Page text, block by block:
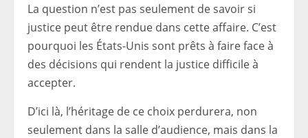
La question n’est pas seulement de savoir si
justice peut être rendue dans cette affaire. C’est
pourquoi les États-Unis sont prêts à faire face à
des décisions qui rendent la justice difficile à
accepter.
D’ici là, l’héritage de ce choix perdurera, non
seulement dans la salle d’audience, mais dans la